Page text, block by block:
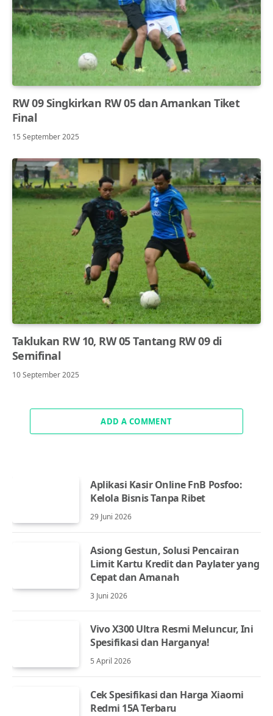
RW 09 Singkirkan RW 05 dan Amankan Tiket
Final
15 September 2025
Taklukan RW 10, RW 05 Tantang RW 09 di
Semifinal
10 September 2025
ADD A COMMENT
Aplikasi Kasir Online FnB Posfoo:
Kelola Bisnis Tanpa Ribet
29 Juni 2026
Asiong Gestun, Solusi Pencairan
Limit Kartu Kredit dan Paylater yang
Cepat dan Amanah
3 Juni 2026
Vivo X300 Ultra Resmi Meluncur, Ini
Spesifikasi dan Harganya!
5 April 2026
Cek Spesifikasi dan Harga Xiaomi
Redmi 15A Terbaru